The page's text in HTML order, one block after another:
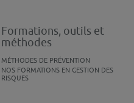
Formations, outils et
méthodes
MÉTHODES DE PRÉVENTION
NOS FORMATIONS EN GESTION DES
RISQUES